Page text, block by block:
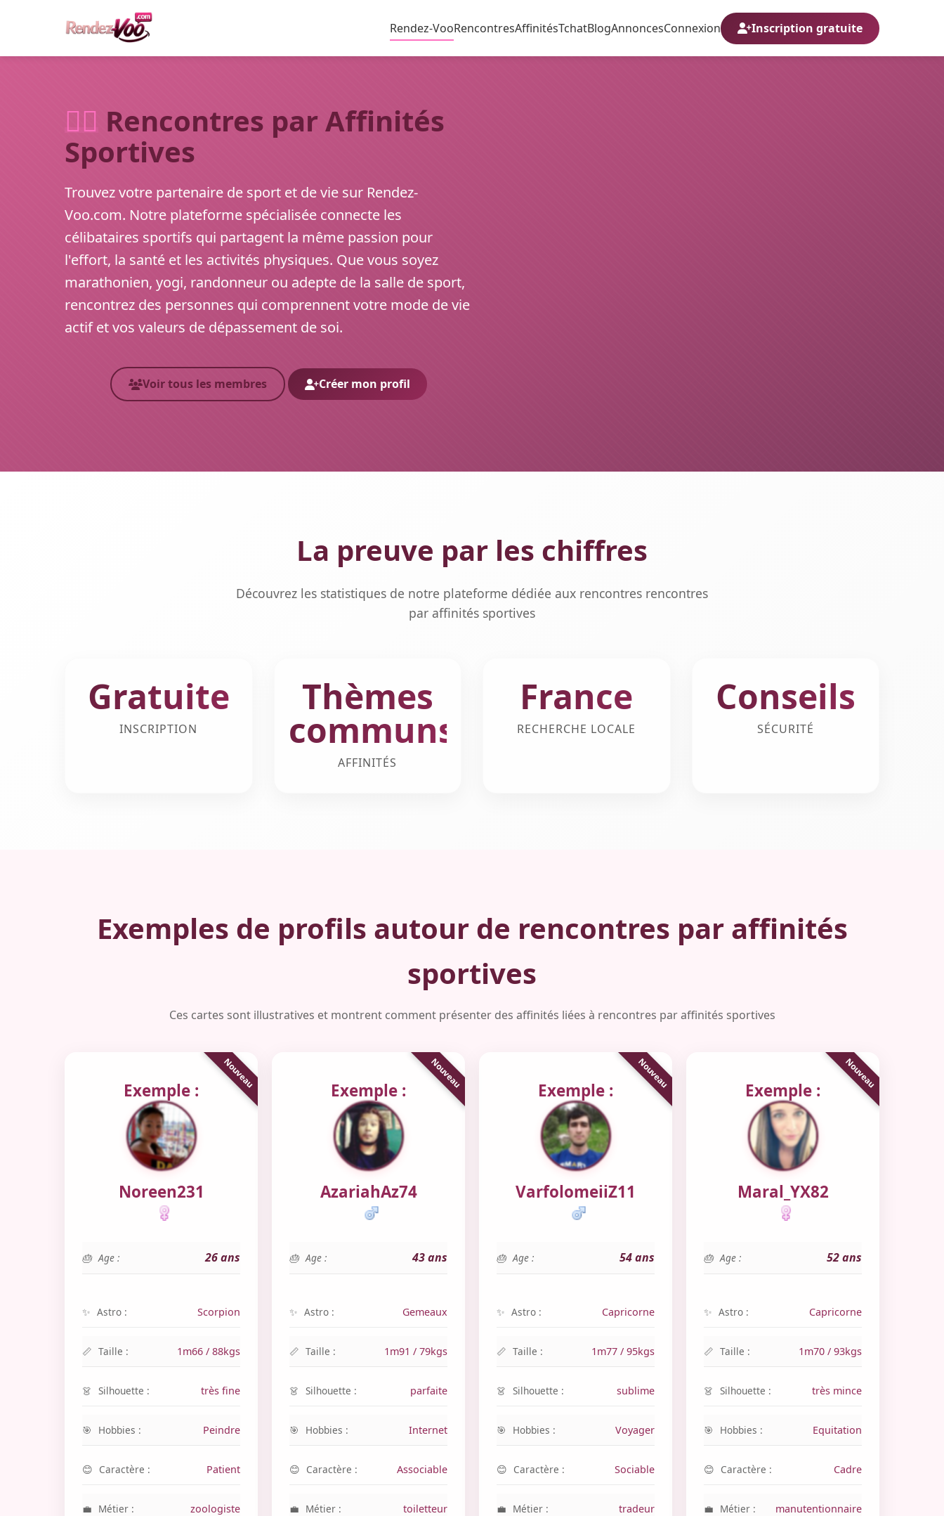
Rendez-VooRencontresAffinitésTchatBlogAnnoncesConnexion Inscription gratuite
🏃‍♂️ Rencontres par Affinités
Sportives
Trouvez votre partenaire de sport et de vie sur Rendez-
Voo.com. Notre plateforme spécialisée connecte les
célibataires sportifs qui partagent la même passion pour
l'effort, la santé et les activités physiques. Que vous soyez
marathonien, yogi, randonneur ou adepte de la salle de sport,
rencontrez des personnes qui comprennent votre mode de vie
actif et vos valeurs de dépassement de soi.
Voir tous les membres Créer mon profil
La preuve par les chiffres
Découvrez les statistiques de notre plateforme dédiée aux rencontres rencontres
par affinités sportives
Gratuite
INSCRIPTION
Thèmes
communs
AFFINITÉS
France
RECHERCHE LOCALE
Conseils
SÉCURITÉ
Exemples de profils autour de rencontres par affinités
sportives
Ces cartes sont illustratives et montrent comment présenter des affinités liées à rencontres par affinités sportives
Exemple :
Noreen231
Age : 26 ans
Astro : Scorpion
Taille : 1m66 / 88kgs
Silhouette : très fine
Hobbies : Peindre
Caractère : Patient
Métier : zoologiste
Exemple :
AzariahAz74
Age : 43 ans
Astro : Gemeaux
Taille : 1m91 / 79kgs
Silhouette : parfaite
Hobbies : Internet
Caractère : Associable
Métier : toiletteur
Exemple :
VarfolomeiiZ11
Age : 54 ans
Astro : Capricorne
Taille : 1m77 / 95kgs
Silhouette : sublime
Hobbies : Voyager
Caractère : Sociable
Métier : tradeur
Exemple :
Maral_YX82
Age : 52 ans
Astro : Capricorne
Taille : 1m70 / 93kgs
Silhouette : très mince
Hobbies : Equitation
Caractère : Cadre
Métier : manutentionnaire